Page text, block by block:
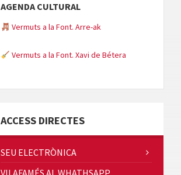
AGENDA CULTURAL
Vermuts a la Font. Arre-ak
Vermuts a la Font. Xavi de Bétera
ACCESS DIRECTES
SEU ELECTRÒNICA